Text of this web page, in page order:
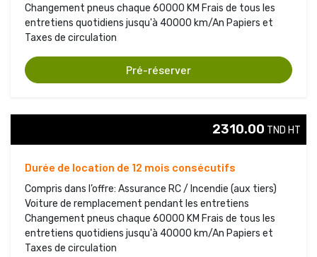
Changement pneus chaque 60000 KM Frais de tous les
entretiens quotidiens jusqu'à 40000 km/An Papiers et
Taxes de circulation
Pré-réserver
2310.00 TND HT
Durée de location de 12 mois consécutifs
Compris dans l’offre: Assurance RC / Incendie (aux tiers)
Voiture de remplacement pendant les entretiens
Changement pneus chaque 60000 KM Frais de tous les
entretiens quotidiens jusqu'à 40000 km/An Papiers et
Taxes de circulation